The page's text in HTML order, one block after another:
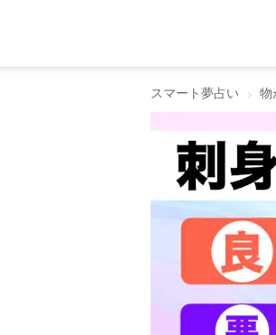
スマート夢占い 物